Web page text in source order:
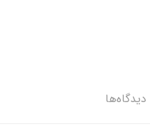
دیدگاه‌ها